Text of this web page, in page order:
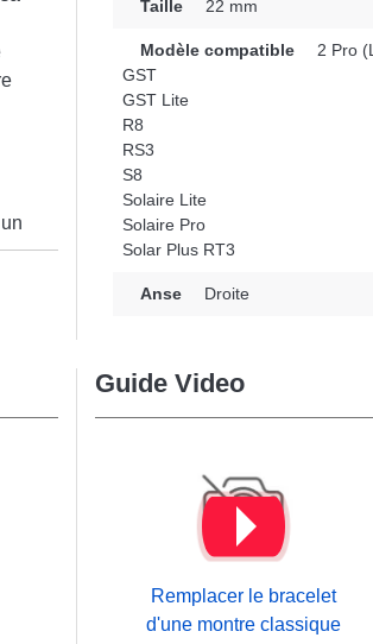
Taille 22 mm
Modèle compatible
2 Pro
GST
GST Lite
R8
RS3
S8
Solaire Lite
Solaire Pro
Solar Plus RT3
Anse Droite
Guide Video
Remplacer le bracelet
d'une montre classique